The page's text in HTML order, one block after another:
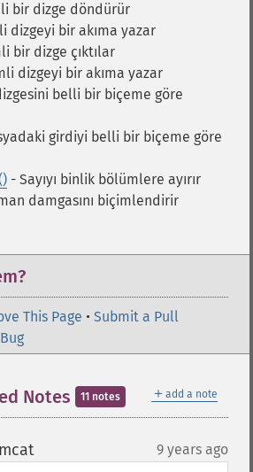
bir dizge döndürür
dizgeyi bir akıma yazar
bir dizge çıktılar
dizgeyi bir akıma yazar
belli bir biçeme göre
girdiyi belli bir biçeme göre
- Sayıyı binlik bölümlere ayırır
damgasını biçimlendirir
This Page • Submit a Pull
＋ add a note
Notes 11 notes
¶ 9 years ago